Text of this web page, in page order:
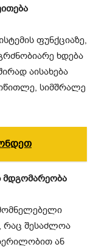
ფუნქციაზე,
ხდება
აისახება
სიმშრალე
მდგომარეობა
რაც შესაძლოა
ან